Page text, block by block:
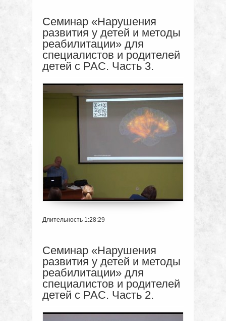
Семинар «Нарушения
развития у детей и методы
реабилитации» для
специалистов и родителей
детей с РАС. Часть 3.
Длительность 1:28:29
Семинар «Нарушения
развития у детей и методы
реабилитации» для
специалистов и родителей
детей с РАС. Часть 2.